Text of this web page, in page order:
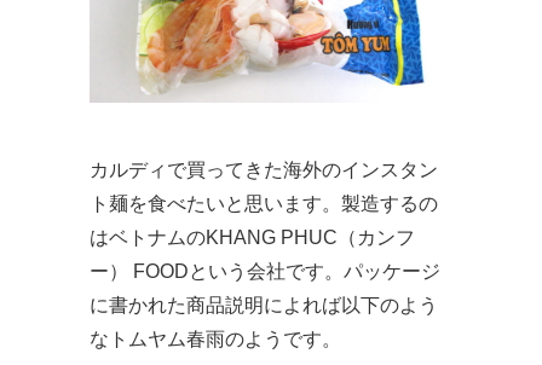
カルディで買ってきた海外のインスタン
ト麺を食べたいと思います。製造するの
はベトナムのKHANG PHUC（カンフ
ー） FOODという会社です。パッケージ
に書かれた商品説明によれば以下のよう
なトムヤム春雨のようです。